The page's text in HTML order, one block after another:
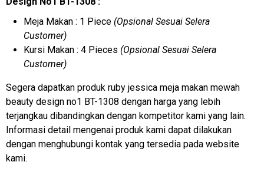
Meja Makan : 1 Piece (Opsional Sesuai Selera
Customer)
Kursi Makan : 4 Pieces (Opsional Sesuai Selera
Customer)
Segera dapatkan produk ruby jessica meja makan mewah
beauty design no1 BT-1308 dengan harga yang lebih
terjangkau dibandingkan dengan kompetitor kami yang lain.
Informasi detail mengenai produk kami dapat dilakukan
dengan menghubungi kontak yang tersedia pada website
kami.